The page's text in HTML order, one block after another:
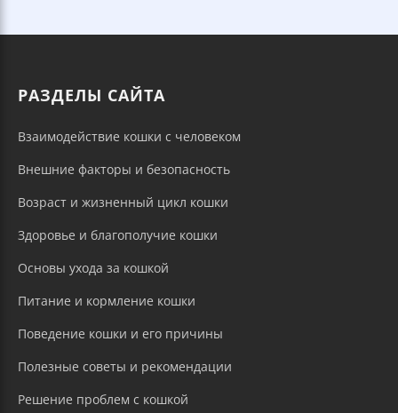
РАЗДЕЛЫ САЙТА
Взаимодействие кошки с человеком
Внешние факторы и безопасность
Возраст и жизненный цикл кошки
Здоровье и благополучие кошки
Основы ухода за кошкой
Питание и кормление кошки
Поведение кошки и его причины
Полезные советы и рекомендации
Решение проблем с кошкой